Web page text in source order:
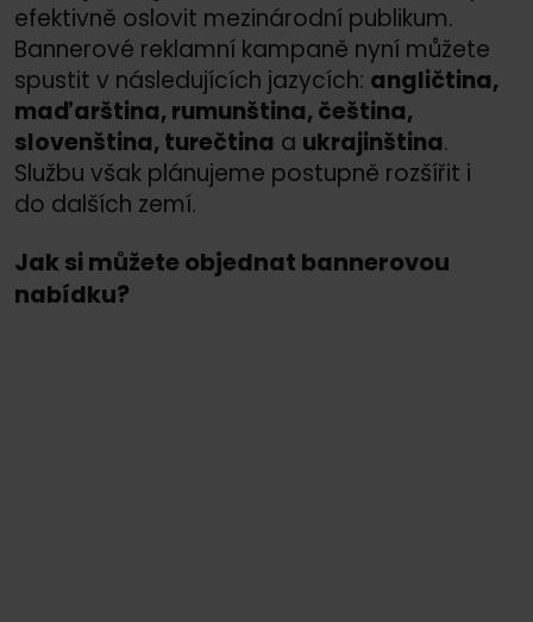
efektivně oslovit mezinárodní publikum.
Bannerové reklamní kampaně nyní můžete
spustit v následujících jazycích: angličtina,
maďarština, rumunština, čeština,
slovenština, turečtina a ukrajinština.
Službu však plánujeme postupně rozšířit i
do dalších zemí.
Jak si můžete objednat bannerovou
nabídku?